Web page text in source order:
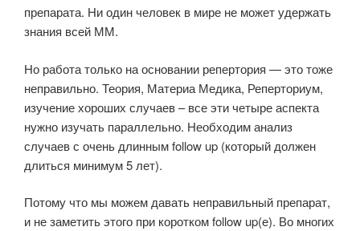
препарата. Ни один человек в мире не может удержать
знания всей ММ.
Но работа только на основании репертория — это тоже
неправильно. Теория, Материа Медика, Реперториум,
изучение хороших случаев – все эти четыре аспекта
нужно изучать параллельно. Необходим анализ
случаев с очень длинным follow up (который должен
длиться минимум 5 лет).
Потому что мы можем давать неправильный препарат,
и не заметить этого при коротком follow up(е). Во многих